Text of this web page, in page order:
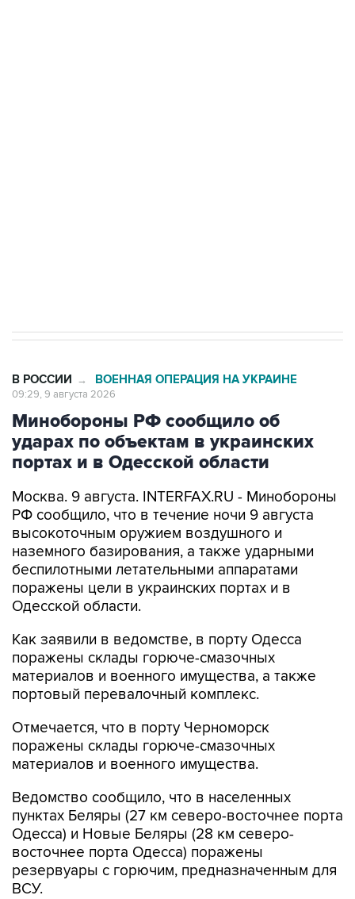
В РОССИИ → ВОЕННАЯ ОПЕРАЦИЯ НА УКРАИНЕ
09:29, 9 августа 2026
Минобороны РФ сообщило об
ударах по объектам в украинских
портах и в Одесской области
Москва. 9 августа. INTERFAX.RU - Минобороны
РФ сообщило, что в течение ночи 9 августа
высокоточным оружием воздушного и
наземного базирования, а также ударными
беспилотными летательными аппаратами
поражены цели в украинских портах и в
Одесской области.
Как заявили в ведомстве, в порту Одесса
поражены склады горюче-смазочных
материалов и военного имущества, а также
портовый перевалочный комплекс.
Отмечается, что в порту Черноморск
поражены склады горюче-смазочных
материалов и военного имущества.
Ведомство сообщило, что в населенных
пунктах Беляры (27 км северо-восточнее порта
Одесса) и Новые Беляры (28 км северо-
восточнее порта Одесса) поражены
резервуары с горючим, предназначенным для
ВСУ.